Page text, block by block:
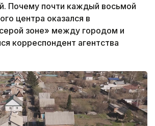
Почему почти каждый восьмой
центра оказался в
зоне» между городом и
корреспондент агентства